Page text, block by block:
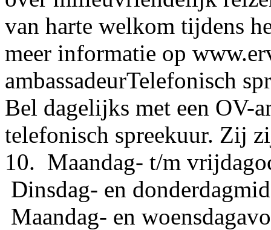
van harte welkom tijdens
meer informatie op
ambassadeurTelefonisch
Bel dagelijks met een OV-
telefonisch spreekuur. Zij
10. Maandag- t/m
Dinsdag- en
Maandag- en